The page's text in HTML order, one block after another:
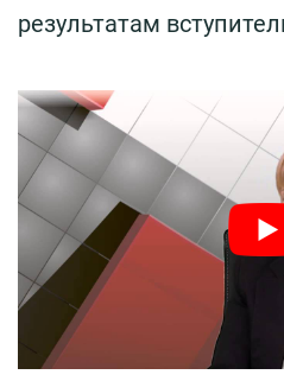
результатам